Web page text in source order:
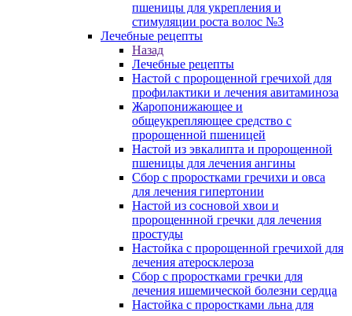
пшеницы для укрепления и
стимуляции роста волос №3
Лечебные рецепты
Назад
Лечебные рецепты
Настой с пророщенной гречихой для
профилактики и лечения авитаминоза
Жаропонижающее и
общеукрепляющее средство с
пророщенной пшеницей
Настой из эвкалипта и пророщенной
пшеницы для лечения ангины
Сбор с проростками гречихи и овса
для лечения гипертонии
Настой из сосновой хвои и
пророщеннной гречки для лечения
простуды
Настойка с пророщенной гречихой для
лечения атеросклероза
Сбор с проростками гречки для
лечения ишемической болезни сердца
Настойка с проростками льна для